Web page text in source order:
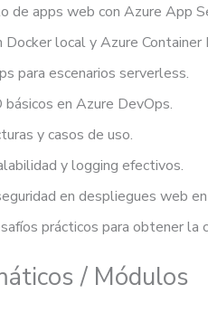
de apps web con Azure App
Docker local y Azure Container
para escenarios serverless.
en Azure DevOps.
y casos de uso.
y logging efectivos.
en despliegues web
prácticos para obtener la
/ Módulos